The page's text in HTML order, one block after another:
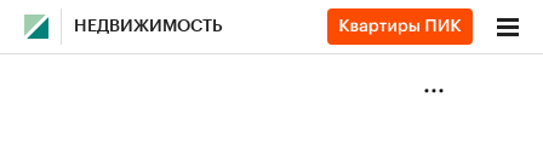
НЕДВИЖИМОСТЬ